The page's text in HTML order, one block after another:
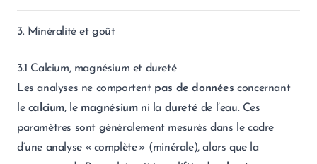
3. Minéralité et goût
3.1 Calcium, magnésium et dureté
Les analyses ne comportent pas de données concernant
le calcium, le magnésiumni la dureté de l’eau. Ces
paramètres sont généralement mesurés dans le cadre
d’une analyse « complète » (minérale), alors que la